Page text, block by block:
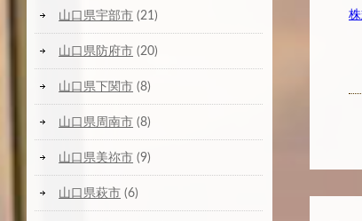
山口県宇部市 (21)
山口県防府市 (20)
山口県下関市 (8)
山口県周南市 (8)
山口県美祢市 (9)
山口県萩市 (6)